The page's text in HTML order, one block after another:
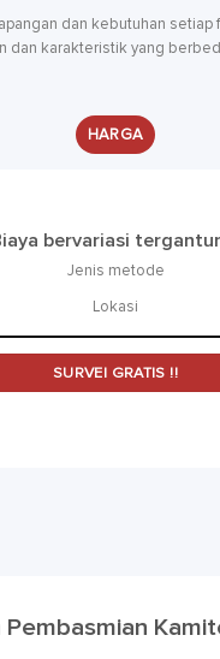
dan kebutuhan
dan karakteristik yang
HARGA
bervariasi
Jenis metode
Lokasi
SURVEI GRATIS !!
Pembasmian